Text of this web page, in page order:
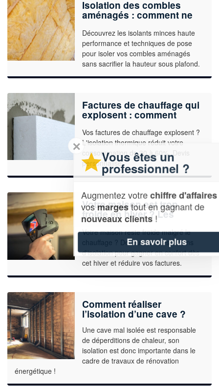
Isolation des combles
aménagés : comment ne
pas perdre de hauteur
sous plafond ?
Découvrez les isolants minces haute
performance et techniques de pose
pour isoler vos combles aménagés
sans sacrifier la hauteur sous plafond.
Factures de chauffage qui
explosent : comment
l’isolation peut vous faire
économiser ?
Vos factures de chauffage explosent ?
L'isolation thermique réduit votre
consommation de 30 à 60%. Devis
personnalisé.
Votre maison est trop
froide en hiver ? Les
solutions d’isolation pour
gagner en confort
rapidement
Votre maison reste froide malgré le
chauffage ? Découvrez les solutions
d'isolation pour gagner en confort dès
cet hiver et réduire vos factures.
Comment réaliser
l’isolation d’une cave ?
Une cave mal isolée est responsable
de déperditions de chaleur, son
isolation est donc importante dans le
cadre de travaux de rénovation
énergétique !
Vous êtes un
professionnel ?
Augmentez votrechiffre d'affaireset
vos
margestout en gagnant de
nouveaux clients!
En savoir plus